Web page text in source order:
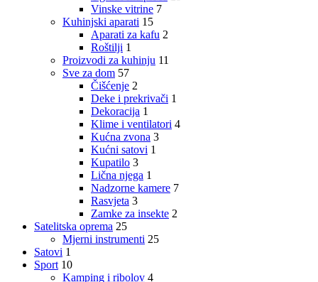
Vinske vitrine 7
Kuhinjski aparati 15
Aparati za kafu 2
Roštilji 1
Proizvodi za kuhinju 11
Sve za dom 57
Čišćenje 2
Deke i prekrivači 1
Dekoracija 1
Klime i ventilatori 4
Kućna zvona 3
Kućni satovi 1
Kupatilo 3
Lična njega 1
Nadzorne kamere 7
Rasvjeta 3
Zamke za insekte 2
Satelitska oprema 25
Mjerni instrumenti 25
Satovi 1
Sport 10
Kamping i ribolov 4